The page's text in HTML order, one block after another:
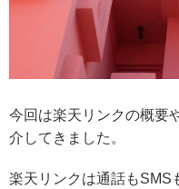
今回は楽天リンクの概要
介してきました。
楽天リンクは通話もSMS